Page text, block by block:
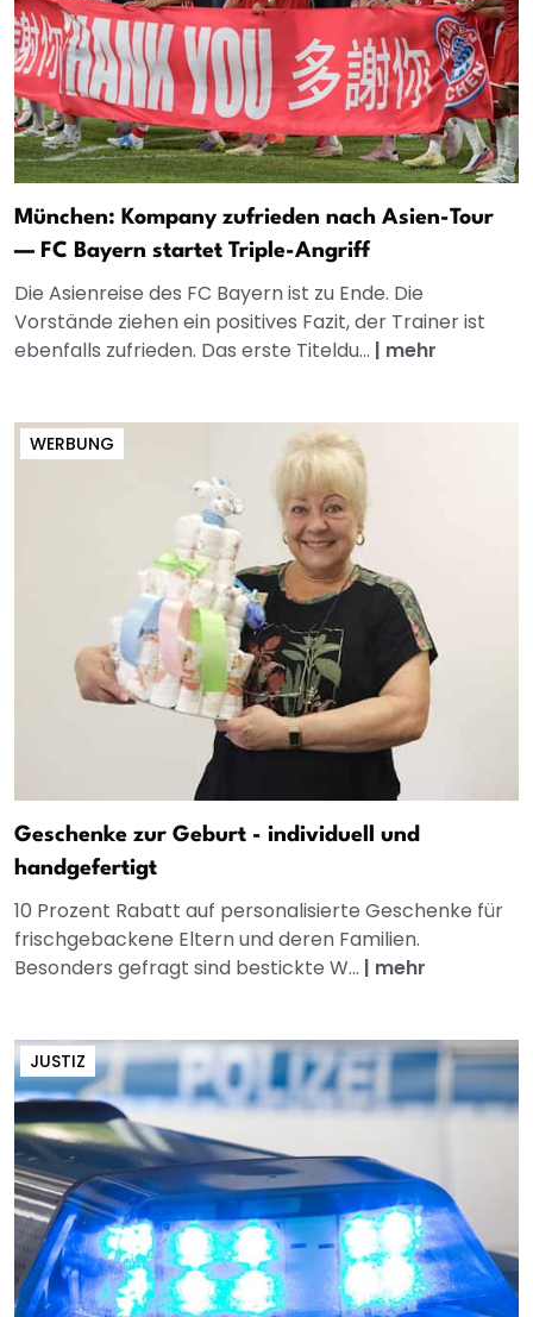
München: Kompany zufrieden nach Asien-Tour
— FC Bayern startet Triple-Angriff
Die Asienreise des FC Bayern ist zu Ende. Die
Vorstände ziehen ein positives Fazit, der Trainer ist
ebenfalls zufrieden. Das erste Titeldu... | mehr
WERBUNG
Geschenke zur Geburt - individuell und
handgefertigt
10 Prozent Rabatt auf personalisierte Geschenke für
frischgebackene Eltern und deren Familien.
Besonders gefragt sind bestickte W... | mehr
JUSTIZ